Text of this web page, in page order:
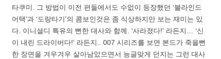
타쿠미. 그 방법이 이전 편들에서도 수없이 등장했던 ‘블라인드
어택’과 ‘도랑타기’의 콤보인것은 좀 식상하지만 보는 재미는 있
다. 이니셜디 특유의 뻔한 대사와 함께. ‘사라졌다!’ 라든지… ‘신
이 내린 드라이버다!’ 라든지.. 007 시리즈를 보면 본드가 죽을뻔
한 장면을 겨우겨우 살아남았으면서 능글맞게 던지는 그런 대사